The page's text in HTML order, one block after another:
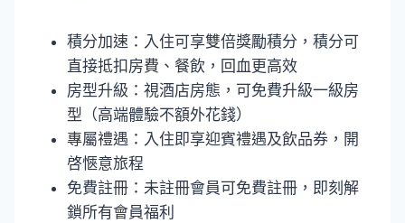
積分加速：入住可享雙倍獎勵積分，積分可
直接抵扣房費、餐飲，回血更高效
房型升級：視酒店房態，可免費升級一級房
型（高端體驗不額外花錢）
專屬禮遇：入住即享迎賓禮遇及飲品券，開
啓愜意旅程
免費註冊：未註冊會員可免費註冊，即刻解
鎖所有會員福利